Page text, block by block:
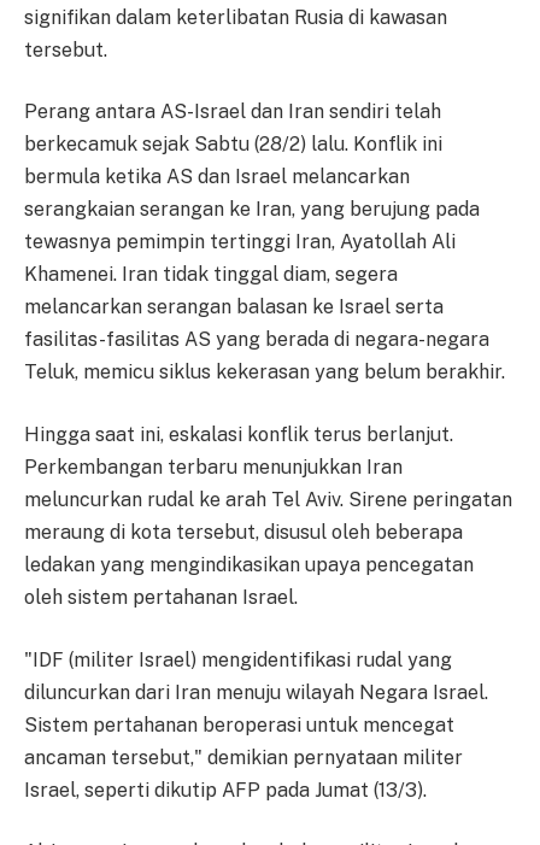
signifikan dalam keterlibatan Rusia di kawasan
tersebut.
Perang antara AS-Israel dan Iran sendiri telah
berkecamuk sejak Sabtu (28/2) lalu. Konflik ini
bermula ketika AS dan Israel melancarkan
serangkaian serangan ke Iran, yang berujung pada
tewasnya pemimpin tertinggi Iran, Ayatollah Ali
Khamenei. Iran tidak tinggal diam, segera
melancarkan serangan balasan ke Israel serta
fasilitas-fasilitas AS yang berada di negara-negara
Teluk, memicu siklus kekerasan yang belum berakhir.
Hingga saat ini, eskalasi konflik terus berlanjut.
Perkembangan terbaru menunjukkan Iran
meluncurkan rudal ke arah Tel Aviv. Sirene peringatan
meraung di kota tersebut, disusul oleh beberapa
ledakan yang mengindikasikan upaya pencegatan
oleh sistem pertahanan Israel.
"IDF (militer Israel) mengidentifikasi rudal yang
diluncurkan dari Iran menuju wilayah Negara Israel.
Sistem pertahanan beroperasi untuk mencegat
ancaman tersebut," demikian pernyataan militer
Israel, seperti dikutip AFP pada Jumat (13/3).